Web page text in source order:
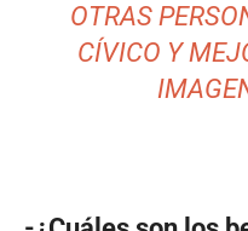
OTRAS
CÍVICO Y